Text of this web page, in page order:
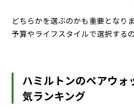
どちらかを選ぶのかも重要となりま
予算やライフスタイルで選択する
ハミルトンのペアウォ
気ランキング